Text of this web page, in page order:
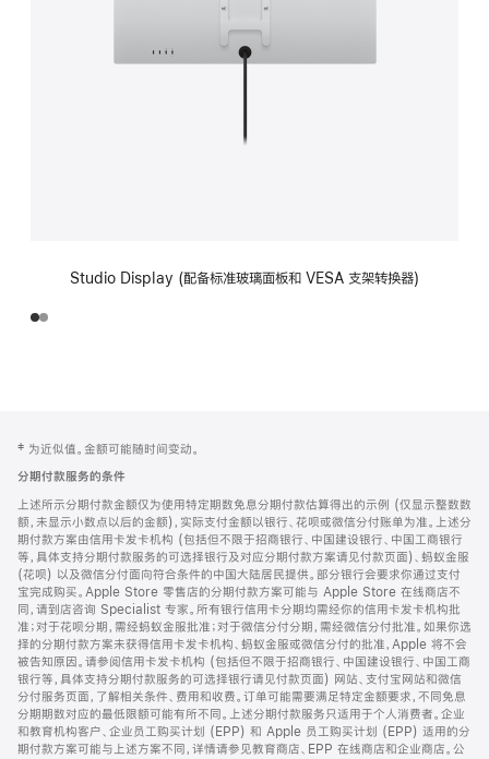
Studio Display (配备标准玻璃面板和 VESA 支架转换器)
页
页
脚
注
‡ 为近似值。金额可能随时间变动。
分期付款服务的条件
上述所示分期付款金额仅为使用特定期数免息分期付款估算得出的示例 (仅显示整数数
额，未显示小数点以后的金额)，实际支付金额以银行、花呗或微信分付账单为准。上述分
期付款方案由信用卡发卡机构 (包括但不限于招商银行、中国建设银行、中国工商银行
等，具体支持分期付款服务的可选择银行及对应分期付款方案请见付款页面)、蚂蚁金服
(花呗) 以及微信分付面向符合条件的中国大陆居民提供。部分银行会要求你通过支付
宝完成购买。Apple Store 零售店的分期付款方案可能与 Apple Store 在线商店不
同，请到店咨询 Specialist 专家。所有银行信用卡分期均需经你的信用卡发卡机构批
准；对于花呗分期，需经蚂蚁金服批准；对于微信分付分期，需经微信分付批准。如果你选
择的分期付款方案未获得信用卡发卡机构、蚂蚁金服或微信分付的批准，Apple 将不会
被告知原因。请参阅信用卡发卡机构 (包括但不限于招商银行、中国建设银行、中国工商
银行等，具体支持分期付款服务的可选择银行请见付款页面) 网站、支付宝网站和微信
分付服务页面，了解相关条件、费用和收费。订单可能需要满足特定金额要求，不同免息
分期期数对应的最低限额可能有所不同。上述分期付款服务只适用于个人消费者。企业
和教育机构客户、企业员工购买计划 (EPP) 和 Apple 员工购买计划 (EPP) 适用的分
期付款方案可能与上述方案不同，详情请参见教育商店、EPP 在线商店和企业商店。公